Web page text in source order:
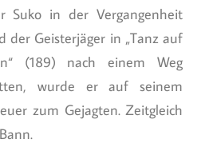
Suko in der Vergangenheit
der Geisterjäger in „Tanz auf
(189) nach einem Weg
wurde er auf seinem
zum Gejagten. Zeitgleich